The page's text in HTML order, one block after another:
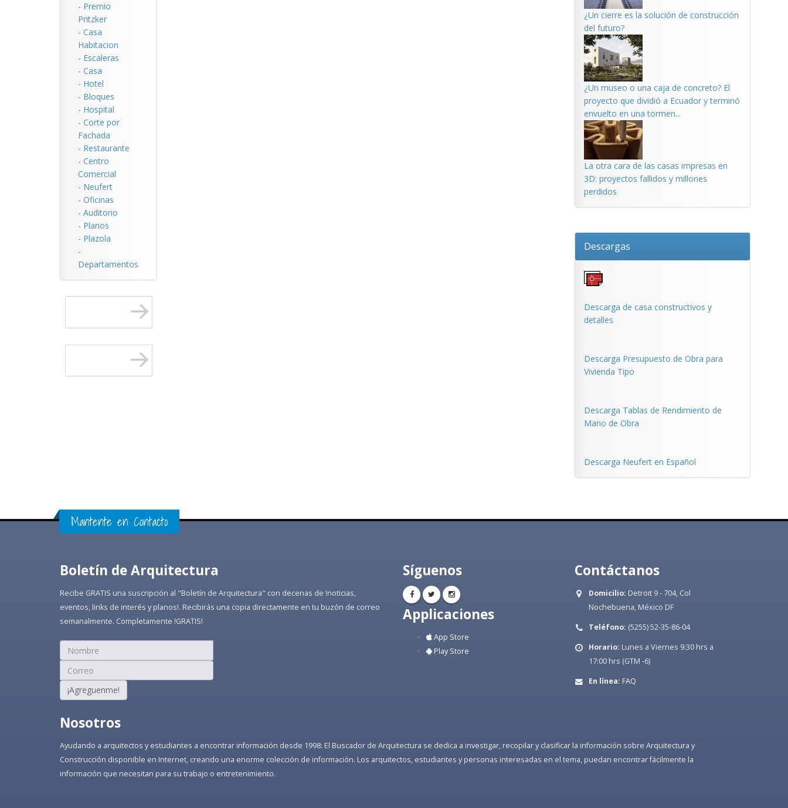
- Premio
Pritzker
- Casa
Habitacion
- Escaleras
- Casa
- Hotel
- Bloques
- Hospital
- Corte por
Fachada
- Restaurante
- Centro
Comercial
- Neufert
- Oficinas
- Auditorio
- Planos
- Plazola
-
Departamentos
¿Un cierre es la solución de construcción
del futuro?
¿Un museo o una caja de concreto? El
proyecto que dividió a Ecuador y terminó
envuelto en una tormen...
La otra cara de las casas impresas en
3D: proyectos fallidos y millones
perdidos
Descargas
Descarga de casa constructivos y
detalles
Descarga Presupuesto de Obra para
Vivienda Tipo
Descarga Tablas de Rendimiento de
Mano de Obra
Descarga Neufert en Español
Mantente en Contacto
Boletín de Arquitectura
Recibe GRATIS una suscripción al "Boletín de Arquitectura" con decenas de !noticias,
eventos, links de interés y planos!. Recibirás una copia directamente en tu buzón de correo
semanalmente. Completamente !GRATIS!
¡Agreguenme!
Síguenos
Applicaciones
App Store
Play Store
Contáctanos
Domicilio: Detroit 9 - 704, Col
Nochebuena, México DF
Teléfono: (5255) 52-35-86-04
Horario: Lunes a Viernes 9:30 hrs a
17:00 hrs (GTM -6)
En línea: FAQ
Nosotros
Ayudando a arquitectos y estudiantes a encontrar información desde 1998: El Buscador de Arquitectura se dedica a investigar, recopilar y clasificar la información sobre Arquitectura y
Construcción disponible en Internet, creando una enorme colección de información. Los arquitectos, estudiantes y personas interesadas en el tema, puedan encontrar fácilmente la
información que necesitan para su trabajo o entretenimiento.